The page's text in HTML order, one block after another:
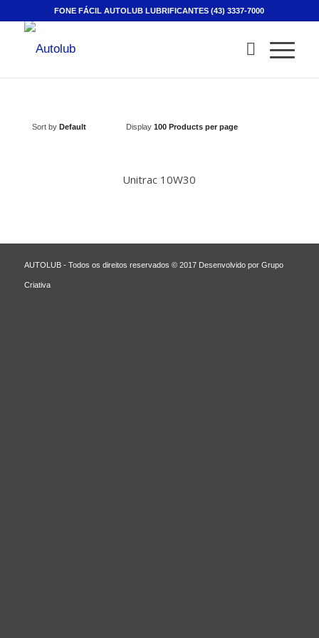
FONE FÁCIL AUTOLUB LUBRIFICANTES (43) 3337-7000
Sort by Default Display 100 Products per page
Unitrac 10W30
AUTOLUB- Todos os direitos reservados © 2017 Desenvolvido por Grupo
Criativa